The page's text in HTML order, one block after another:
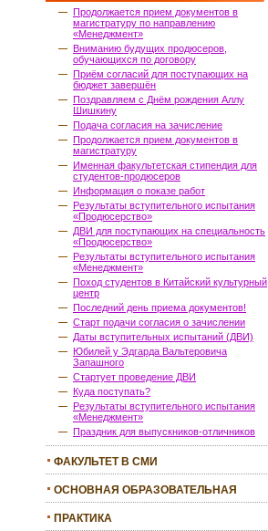
Продолжается прием документов в
магистратуру по направлению
«Менеджмент»
Вниманию будущих продюсеров,
обучающихся по договору
Приём согласий для поступающих на
бюджет завершён
Поздравляем с Днём рождения Аллу
Шишкину
Подача согласия на зачисление
Продолжается прием документов в
магистратуру
Именная факультетская стипендия для
студентов-продюсеров
Информация о показе работ
Результаты вступительного испытания
«Продюсерство»
ДВИ для поступающих на специальность
«Продюсерство»
Результаты вступительного испытания
«Менеджмент»
Поход студентов в Китайский культурный
центр
Последний день приема документов!
Старт подачи согласия о зачислении
Даты вступительных испытаний (ДВИ)
Юбилей у Эдгарда Вальтеровича
Запашного
Стартует проведение ДВИ
Куда поступать?
Результаты вступительного испытания
«Менеджмент»
Праздник для выпускников-отличников
ФАКУЛЬТЕТ В СМИ
ОСНОВНАЯ ОБРАЗОВАТЕЛЬНАЯ
ПРАКТИКА